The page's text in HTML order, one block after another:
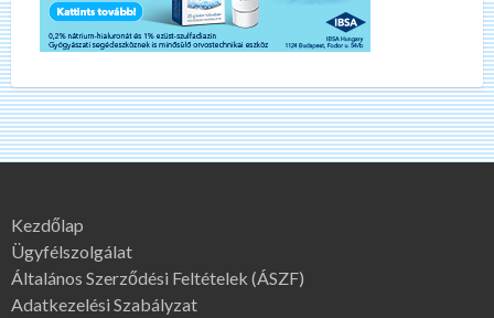
Kezdőlap
Ügyfélszolgálat
Általános Szerződési Feltételek (ÁSZF)
Adatkezelési Szabályzat